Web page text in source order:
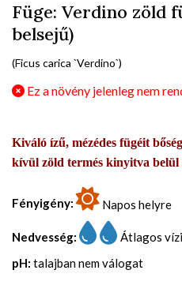
Füge: Verdino zöld
belsejű)
(Ficus carica `Verdino`)
Ez a növény jelenleg nem
Kiváló ízű, mézédes fügéit
kívül zöld termés kinyitva belül
Fényigény: Napos helyre
Nedvesség:
Átlagos
pH: talajban nem válogat